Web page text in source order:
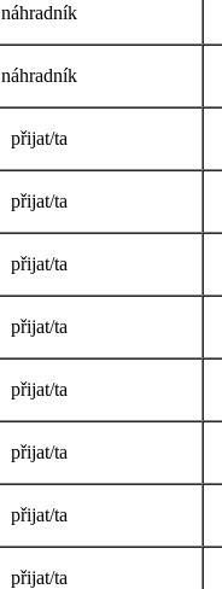
náhradník
náhradník
přijat/ta
přijat/ta
přijat/ta
přijat/ta
přijat/ta
přijat/ta
přijat/ta
přijat/ta